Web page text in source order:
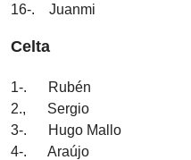
16-. Juanmi
Celta
1-. Rubén
2., Sergio
3-. Hugo Mallo
4-. Araújo